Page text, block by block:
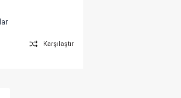
Karşılaştır